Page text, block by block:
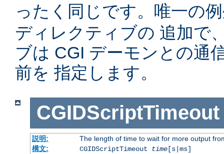
ったく同じです。唯一の
ディレクティブの 追加で
ブは CGI デーモンとの通
前を 指定します。
CGIDScriptTimeout
説明:
The length of time to wait for more output
構文:
CGIDScriptTimeout time[s|ms]